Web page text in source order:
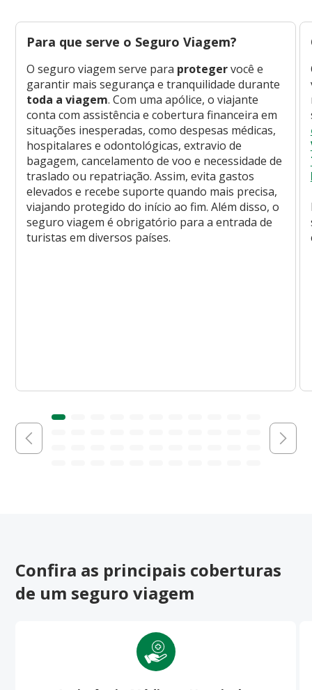
Para que serve o Seguro Viagem?
O seguro viagem serve para protegervocê e
garantir mais segurança e tranquilidade durante
toda a viagem. Com uma apólice, o viajante
conta com assistência e cobertura financeira em
situações inesperadas, como despesas médicas,
hospitalares e odontológicas, extravio de
bagagem, cancelamento de voo e necessidade de
traslado ou repatriação. Assim, evita gastos
elevados e recebe suporte quando mais precisa,
viajando protegido do início ao fim. Além disso, o
seguro viagem é obrigatório para a entrada de
turistas em diversos países.
Confira as principais coberturas
de um seguro viagem